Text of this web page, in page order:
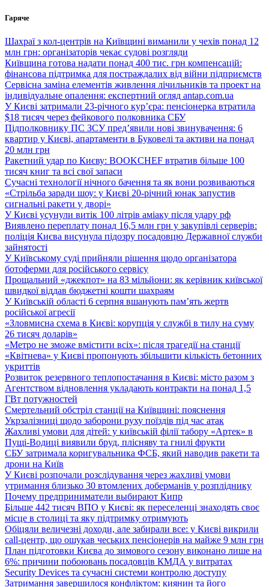
Перейти
вмісту
Гаряче
Шахраї з кол-центрів на Київщині виманили у чехів понад 12
млн грн: організаторів чекає судові розгляди
Київщина готова надати понад 400 тис. грн компенсацій:
фінансова підтримка для постраждалих від війни підприємств
Сервісна заміна елементів живлення лічильників та проект на
індивідуальне опалення: експертний огляд antap.com.ua
У Києві затримали 23-річного кур’єра: пенсіонерка втратила
$18 тисяч через фейкового полковника СБУ
Підполковнику ПС ЗСУ пред’явили нові звинувачення: 6
квартир у Києві, апартаменти в Буковелі та активи на понад
20 млн грн
Ракетний удар по Києву: BOOKCHEF втратив більше 100
тисяч книг та всі свої запаси
Сучасні технології нічного бачення та як вони розвиваються
«Стрільба заради шоу: у Києві 20-річний юнак запустив
сигнальні ракети у дворі»
У Києві усунули витік 100 літрів аміаку після удару рф
Виявлено переплату понад 16,5 млн грн у закупівлі серверів:
поліція Києва висунула підозру посадовцю Державної служби
зайнятості
У Київському суді прийняли рішення щодо організатора
ботоферми для російського сервісу
Прощальний «джекпот» на 83 мільйони: як керівник київської
швидкої віддав бюджетні кошти шахраям
У Київській області 6 серпня вшанують пам’ять жертв
російської агресії
«Зловмисна схема в Києві: корупція у службі в тилу на суму
26 тисяч доларів»
«Метро не зможе вмістити всіх»: після трагедії на станції
«Квітнева» у Києві пропонують збільшити кількість бетонних
укриттів
Розвиток резервного теплопостачання в Києві: місто разом з
Агентством відновлення укладають контракти на понад 1,5
ГВт потужностей
Смертельний обстріл станції на Київщині: пояснення
Укрзалізниці щодо заборони руху поїздів під час атак
Жахливі умови для дітей: у київській філії табору «Артек» в
Пущі-Водиці виявили бруд, плісняву та гнилі фрукти
СБУ затримала коригувальника ФСБ, який наводив ракети та
дрони на Київ
У Києві розпочали розслідування через жахливі умови
утримання близько 30 втомлених доберманів у розпліднику
Почему предприниматели выбирают Кипр
Більше 442 тисяч ВПО у Києві: як переселенці знаходять своє
місце в столиці та яку підтримку отримують
Обіцяли величезні доходи, але забирали все: у Києві викрили
call-центр, що ошукав чеських пенсіонерів на майже 9 млн грн
План підготовки Києва до зимового сезону виконано лише на
6%: причини побоювань посадовців КМДА у витратах
Security Devices та сучасні системи контролю доступу
Затримання завершилося конфліктом: киянин та його